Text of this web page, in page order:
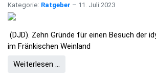
Kategorie: Ratgeber 11. Juli 2023
(DJD). Zehn Gründe für einen Besuch der
im Fränkischen Weinland
Weiterlesen …